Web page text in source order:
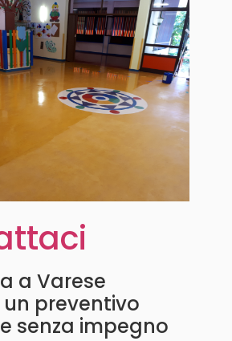
a Varese
un preventivo
senza impegno